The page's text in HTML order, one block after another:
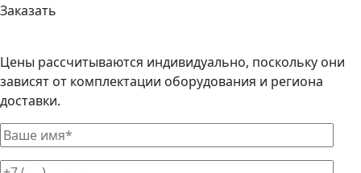
Заказать
Цены рассчитываются индивидуально, поскольку они
зависят от комплектации оборудования и региона
доставки.